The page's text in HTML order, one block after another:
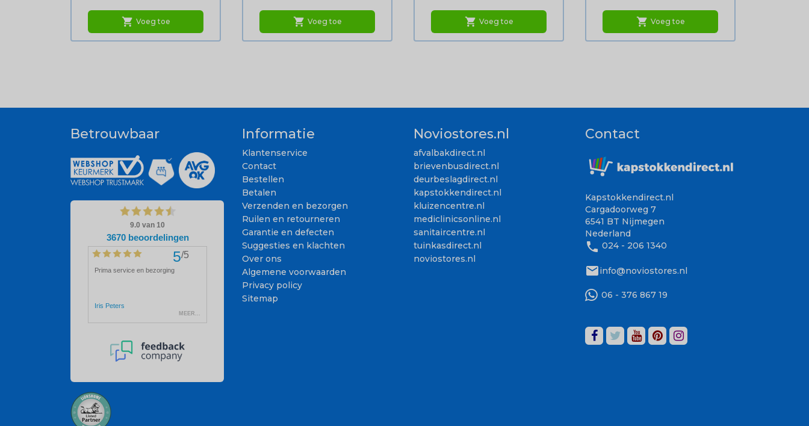
shopping_cart Voeg toe shopping_cart Voeg toe shopping_cart Voeg toe shopping_cart Voeg toe
Betrouwbaar Informatie
Klantenservice
Contact
Bestellen
Betalen
Verzenden en bezorgen
Ruilen en retourneren
Garantie en defecten
Suggesties en klachten
Over ons
Algemene voorwaarden
Privacy policy
Sitemap
Noviostores.nl
afvalbakdirect.nl
brievenbusdirect.nl
deurbeslagdirect.nl
kapstokkendirect.nl
kluizencentre.nl
mediclinicsonline.nl
sanitaircentre.nl
tuinkasdirect.nl
noviostores.nl
Contact
Kapstokkendirect.nl
Cargadoorweg 7
6541 BT Nijmegen
Nederland
phone 024 - 206 1340
mailinfo@noviostores.nl
06 - 376 867 19